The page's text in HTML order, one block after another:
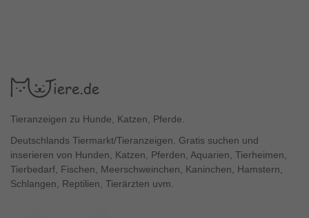
Tieranzeigen zu Hunde, Katzen, Pferde.
Deutschlands Tiermarkt/Tieranzeigen. Gratis suchen und
inserieren von Hunden, Katzen, Pferden, Aquarien, Tierheimen,
Tierbedarf, Fischen, Meerschweinchen, Kaninchen, Hamstern,
Schlangen, Reptilien, Tierärzten uvm.